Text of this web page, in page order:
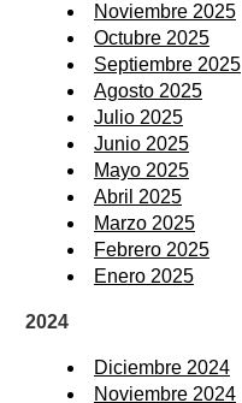
Noviembre 2025
Octubre 2025
Septiembre 2025
Agosto 2025
Julio 2025
Junio 2025
Mayo 2025
Abril 2025
Marzo 2025
Febrero 2025
Enero 2025
2024
Diciembre 2024
Noviembre 2024